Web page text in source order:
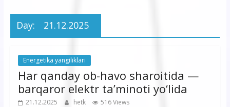
korxonasi”
Day: 21.12.2025
Energetika yangiliklari
Har qanday ob-havo sharoitida —
barqaror elektr ta’minoti yo‘lida
21.12.2025 hetk 516 Views